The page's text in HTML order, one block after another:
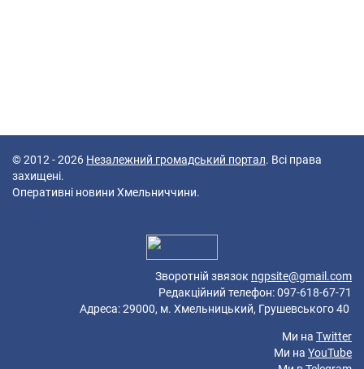
© 2012 - 2026 Незалежний громадський портал. Всі права
захищені.
Оперативні новини Хмельниччини.
Зворотній звязок ngpsite@gmail.com
Редакційний телефон: 097-618-67-71
Адреса: 29000, м. Хмельницький, Грушевського 40
Ми на Twitter
Ми на YouTube